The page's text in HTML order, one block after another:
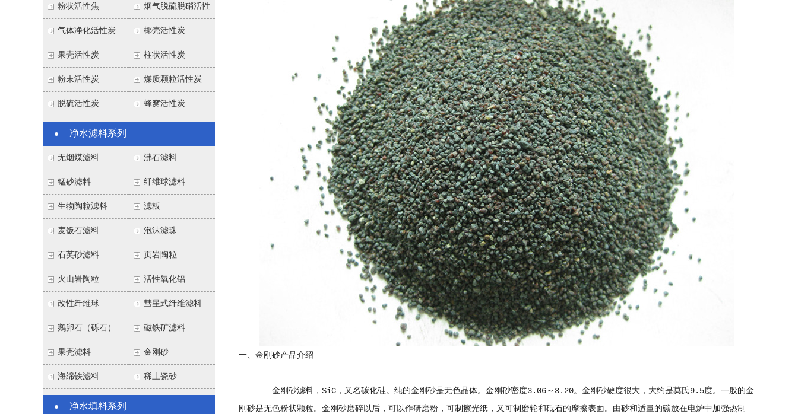
粉状活性焦 烟气脱硫脱硝活性
焦
气体净化活性炭 椰壳活性炭
果壳活性炭 柱状活性炭
粉末活性炭 煤质颗粒活性炭
脱硫活性炭 蜂窝活性炭
净水滤料系列
无烟煤滤料 沸石滤料
锰砂滤料 纤维球滤料
生物陶粒滤料 滤板
麦饭石滤料 泡沫滤珠
石英砂滤料 页岩陶粒
火山岩陶粒 活性氧化铝
改性纤维球 彗星式纤维滤料
鹅卵石（砾石） 磁铁矿滤料
果壳滤料 金刚砂
海绵铁滤料 稀土瓷砂
净水填料系列
一、金刚砂产品介绍
金刚砂滤料，SiC，又名碳化硅。纯的金刚砂是无色晶体。金刚砂密度3.06～3.20。金刚砂硬度很大，大约是莫氏9.5度。一般的金
刚砂是无色粉状颗粒。金刚砂磨碎以后，可以作研磨粉，可制擦光纸，又可制磨轮和砥石的摩擦表面。由砂和适量的碳放在电炉中加强热制